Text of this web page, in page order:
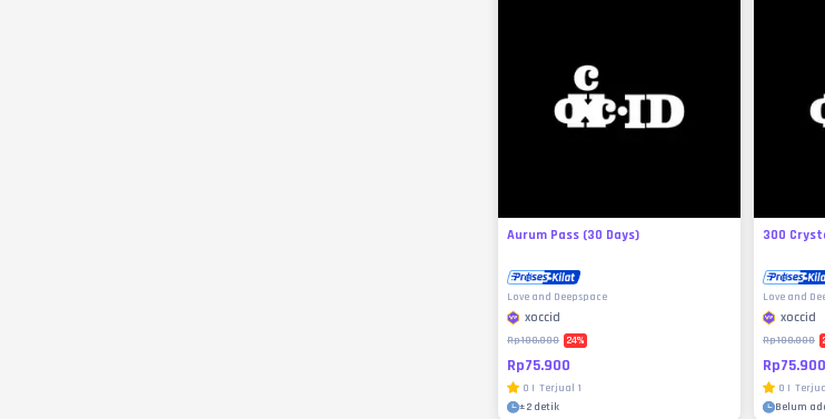
Aurum Pass (30 Days)
Love and Deepspace
xoccid
Rp100.000 24%
Rp75.900
0 | Terjual 1
±2 detik
300
Love and
xoccid
Rp100.000
Rp75.900
0 |
Belum